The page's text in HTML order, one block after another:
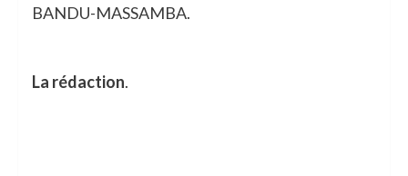
BANDU-MASSAMBA.
La rédaction.